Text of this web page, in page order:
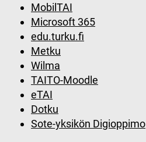
MobilTAI
Microsoft 365
edu.turku.fi
Metku
Wilma
TAITO-Moodle
eTAI
Dotku
Sote-yksikön Digioppimo